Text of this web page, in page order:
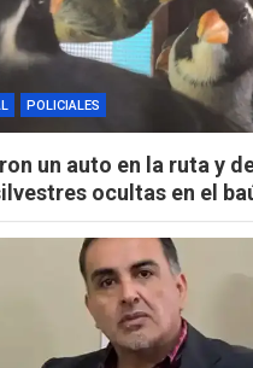
POLICIALES
un auto en la ruta y
ocultas en el